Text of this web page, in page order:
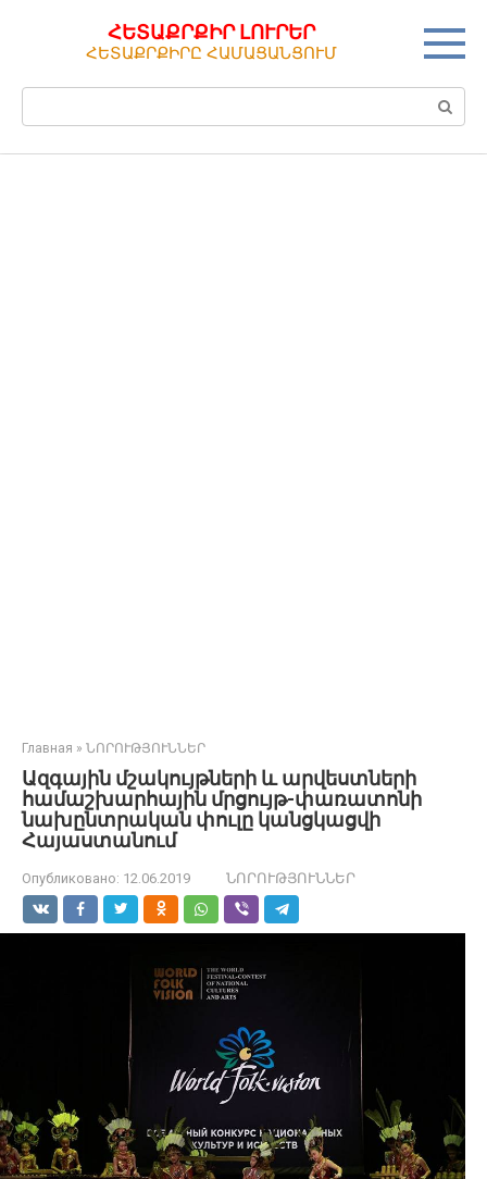
ՀԵՏԱՔՐՔԻՐ ԼՈՒՐԵՐ
ՀԵՏԱՔՐՔԻՐԸ ՀԱՄԱՑԱՆՑՈՒՄ
Поиск:
Главная » ՆՈՐՈՒԹՅՈՒՆՆԵՐ
Ազգային մշակույթների և արվեստների
համաշխարհային մրցույթ-փառատոնի
նախընտրական փուլը կանցկացվի
Հայաստանում
Опубликовано: 12.06.2019 ՆՈՐՈՒԹՅՈՒՆՆԵՐ